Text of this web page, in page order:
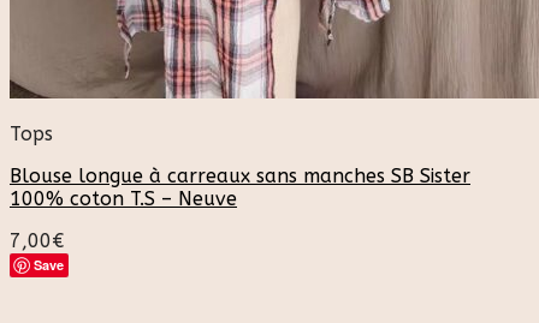
Tops
Blouse longue à carreaux sans manches SB Sister
100% coton T.S – Neuve
7,00€
Save